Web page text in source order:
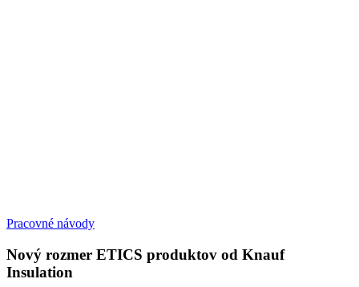
Pracovné návody
Nový rozmer ETICS produktov od Knauf
Insulation